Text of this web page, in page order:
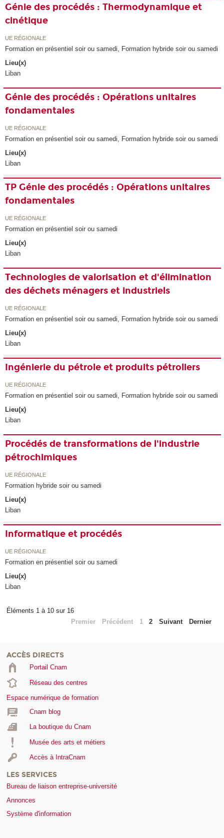
Génie des procédés : Thermodynamique et
cinétique
UE RÉGIONALE
Formation en présentiel soir ou samedi, Formation hybride soir ou samedi
Lieu(x)
Liban
Génie des procédés : Opérations unitaires
fondamentales
UE RÉGIONALE
Formation en présentiel soir ou samedi, Formation hybride soir ou samedi
Lieu(x)
Liban
TP Génie des procédés : Opérations unitaires
fondamentales
UE RÉGIONALE
Formation en présentiel soir ou samedi
Lieu(x)
Liban
Technologies de valorisation et d'élimination
des déchets ménagers et industriels
UE RÉGIONALE
Formation en présentiel soir ou samedi, Formation hybride soir ou samedi
Lieu(x)
Liban
Ingénierie du pétrole et produits pétroliers
UE RÉGIONALE
Formation en présentiel soir ou samedi, Formation hybride soir ou samedi
Lieu(x)
Liban
Procédés de transformations de l'industrie
pétrochimiques
UE RÉGIONALE
Formation hybride soir ou samedi
Lieu(x)
Liban
Informatique et procédés
UE RÉGIONALE
Formation en présentiel soir ou samedi
Lieu(x)
Liban
Éléments 1 à 10 sur 16
Premier
Précédent 1 2 Suivant Dernier
ACCÈS DIRECTS
Portail Cnam
Réseau des centres
Espace numérique de formation
Cnam blog
La boutique du Cnam
Musée des arts et métiers
Accès à IntraCnam
LES SERVICES
Bureau de liaison entreprise-université
Annonces
Système d'information